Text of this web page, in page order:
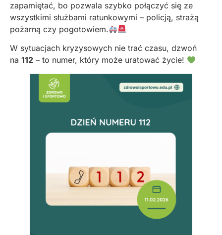
zapamiętać, bo pozwala szybko połączyć się ze
wszystkimi służbami ratunkowymi – policją, strażą
pożarną czy pogotowiem.
W sytuacjach kryzysowych nie trać czasu, dzwoń
na 112 – to numer, który może uratować życie!